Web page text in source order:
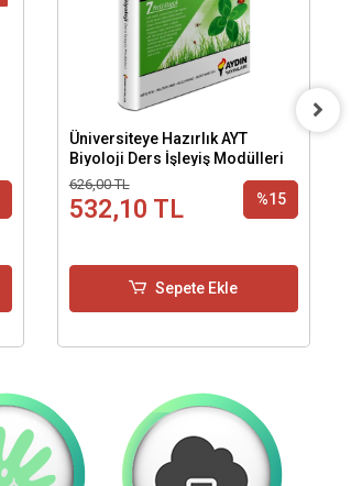
Üniversiteye Hazırlık AYT
Biyoloji Ders İşleyiş Modülleri
626,00 TL
532,10 TL %15
Sepete Ekle